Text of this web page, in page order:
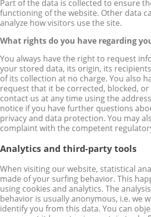
Part of the data is collected to ensure
functioning of the website. Other data
analyze how visitors use the site.
What rights do you have regarding
You always have the right to request
your stored data, its origin, its
of its collection at no charge. You also
request that it be corrected, blocked, or
contact us at any time using the
notice if you have further questions
privacy and data protection. You may
complaint with the competent
Analytics and third-party tools
When visiting our website, statistical
made of your surfing behavior. This
using cookies and analytics. The
behavior is usually anonymous, i.e. we
identify you from this data. You can